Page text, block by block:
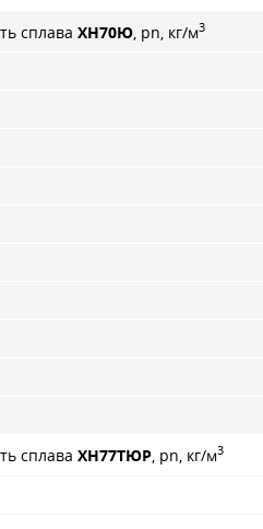
сплава ХН70Ю , pn, кг/м3
сплава ХН77ТЮР , pn, кг/м3